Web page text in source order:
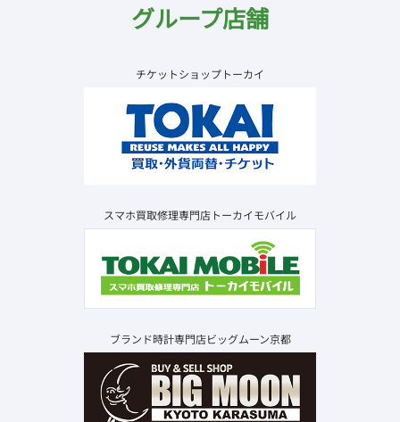
グループ店舗
チケットショップトーカイ
スマホ買取修理専門店トーカイモバイル
ブランド時計専門店ビッグムーン京都